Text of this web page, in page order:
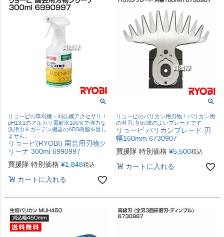
リョービの草刈機・刈払機アクセサリ！
pH13.1のアルカリ電解水100％で強力な
洗浄力＆ガーデン機器のABS樹脂を冒し
ません。
リョービ(RYOBI) 園芸用刃物ク
リーナ 300ml 6990997
買援隊 特別価格 ¥1,848税込
カートに入れる
リョービのバリカン用刃物！バリカン用
の替刃､切れ味のよいブレードです
リョービ バリカンブレード 刃
幅160mm 6730907
買援隊 特別価格 ¥5,500税込
カートに入れる